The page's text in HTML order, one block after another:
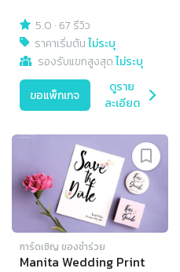
5.0 · 67 รีวิว
ราคาเริ่มต้นไม่ระบุ
รองรับแขกสูงสุดไม่ระบุ
ขอแพ็กเกจ
ดูราย
ละเอียด
การ์ดเชิญ​ ของชำร่วย
Manita Wedding Print